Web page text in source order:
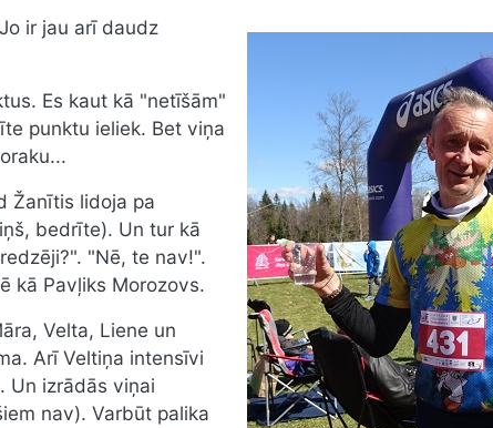
ir jau arī daudz
Es kaut kā "netīšām"
punktu ieliek. Bet viņa
Žanītis lidoja pa
bedrīte). Un tur kā
"Nē, te nav!".
kā Pavļiks Morozovs.
Velta, Liene un
Arī Veltiņa intensīvi
Un izrādās viņai
nav). Varbūt palika